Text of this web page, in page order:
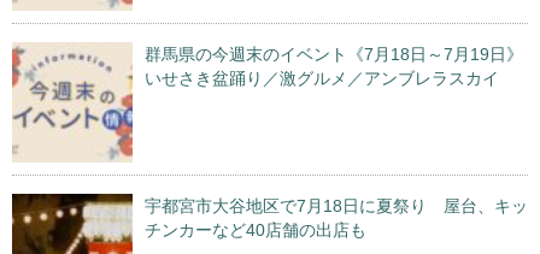
群馬県の今週末のイベント《7月18日～7月19日》
いせさき盆踊り／激グルメ／アンブレラスカイ
宇都宮市大谷地区で7月18日に夏祭り 屋台、キッ
チンカーなど40店舗の出店も